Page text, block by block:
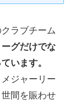
ラブチーム
ーグだけでな
います。
ジャーリー
間を賑わせ